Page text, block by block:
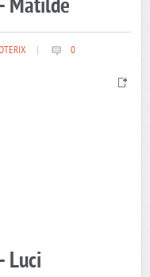
Matilde
0
Luci